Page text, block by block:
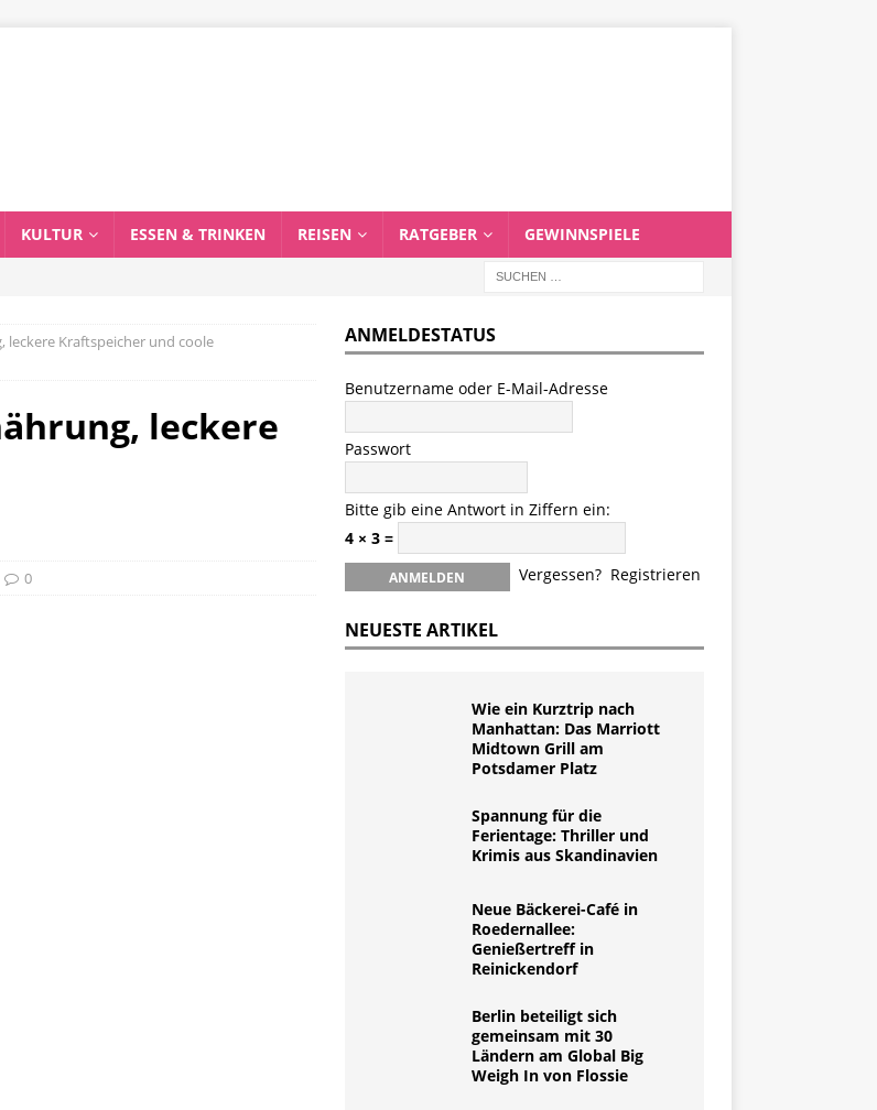
KULTUR ESSEN & TRINKEN REISEN RATGEBER GEWINNSPIELE
leckere Kraftspeicher und coole
leckere
0
ANMELDESTATUS
Benutzername oder E-Mail-Adresse
Passwort
Bitte gib eine Antwort in Ziffern ein:
4 × 3 =
Vergessen? Registrieren
NEUESTE ARTIKEL
Wie ein Kurztrip nach
Manhattan: Das Marriott
Midtown Grill am
Potsdamer Platz
Spannung für die
Ferientage: Thriller und
Krimis aus Skandinavien
Neue Bäckerei-Café in
Roedernallee:
Genießertreff in
Reinickendorf
Berlin beteiligt sich
gemeinsam mit 30
Ländern am Global Big
Weigh In von Flossie